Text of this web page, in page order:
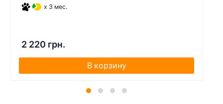
x 3 мес.
2 220 грн.
В корзину